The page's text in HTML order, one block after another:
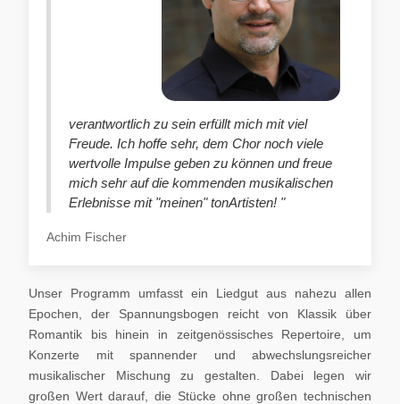
verantwortlich zu sein erfüllt mich mit viel
Freude. Ich hoffe sehr, dem Chor noch viele
wertvolle Impulse geben zu können und freue
mich sehr auf die kommenden musikalischen
Erlebnisse mit "meinen" tonArtisten! "
Achim Fischer
Unser Programm umfasst ein Liedgut aus nahezu allen
Epochen, der Spannungsbogen reicht von Klassik über
Romantik bis hinein in zeitgenössisches Repertoire, um
Konzerte mit spannender und abwechslungsreicher
musikalischer Mischung zu gestalten. Dabei legen wir
großen Wert darauf, die Stücke ohne großen technischen